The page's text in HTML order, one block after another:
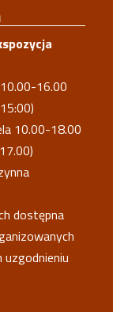
16.00
10.00-18.00
dostępna